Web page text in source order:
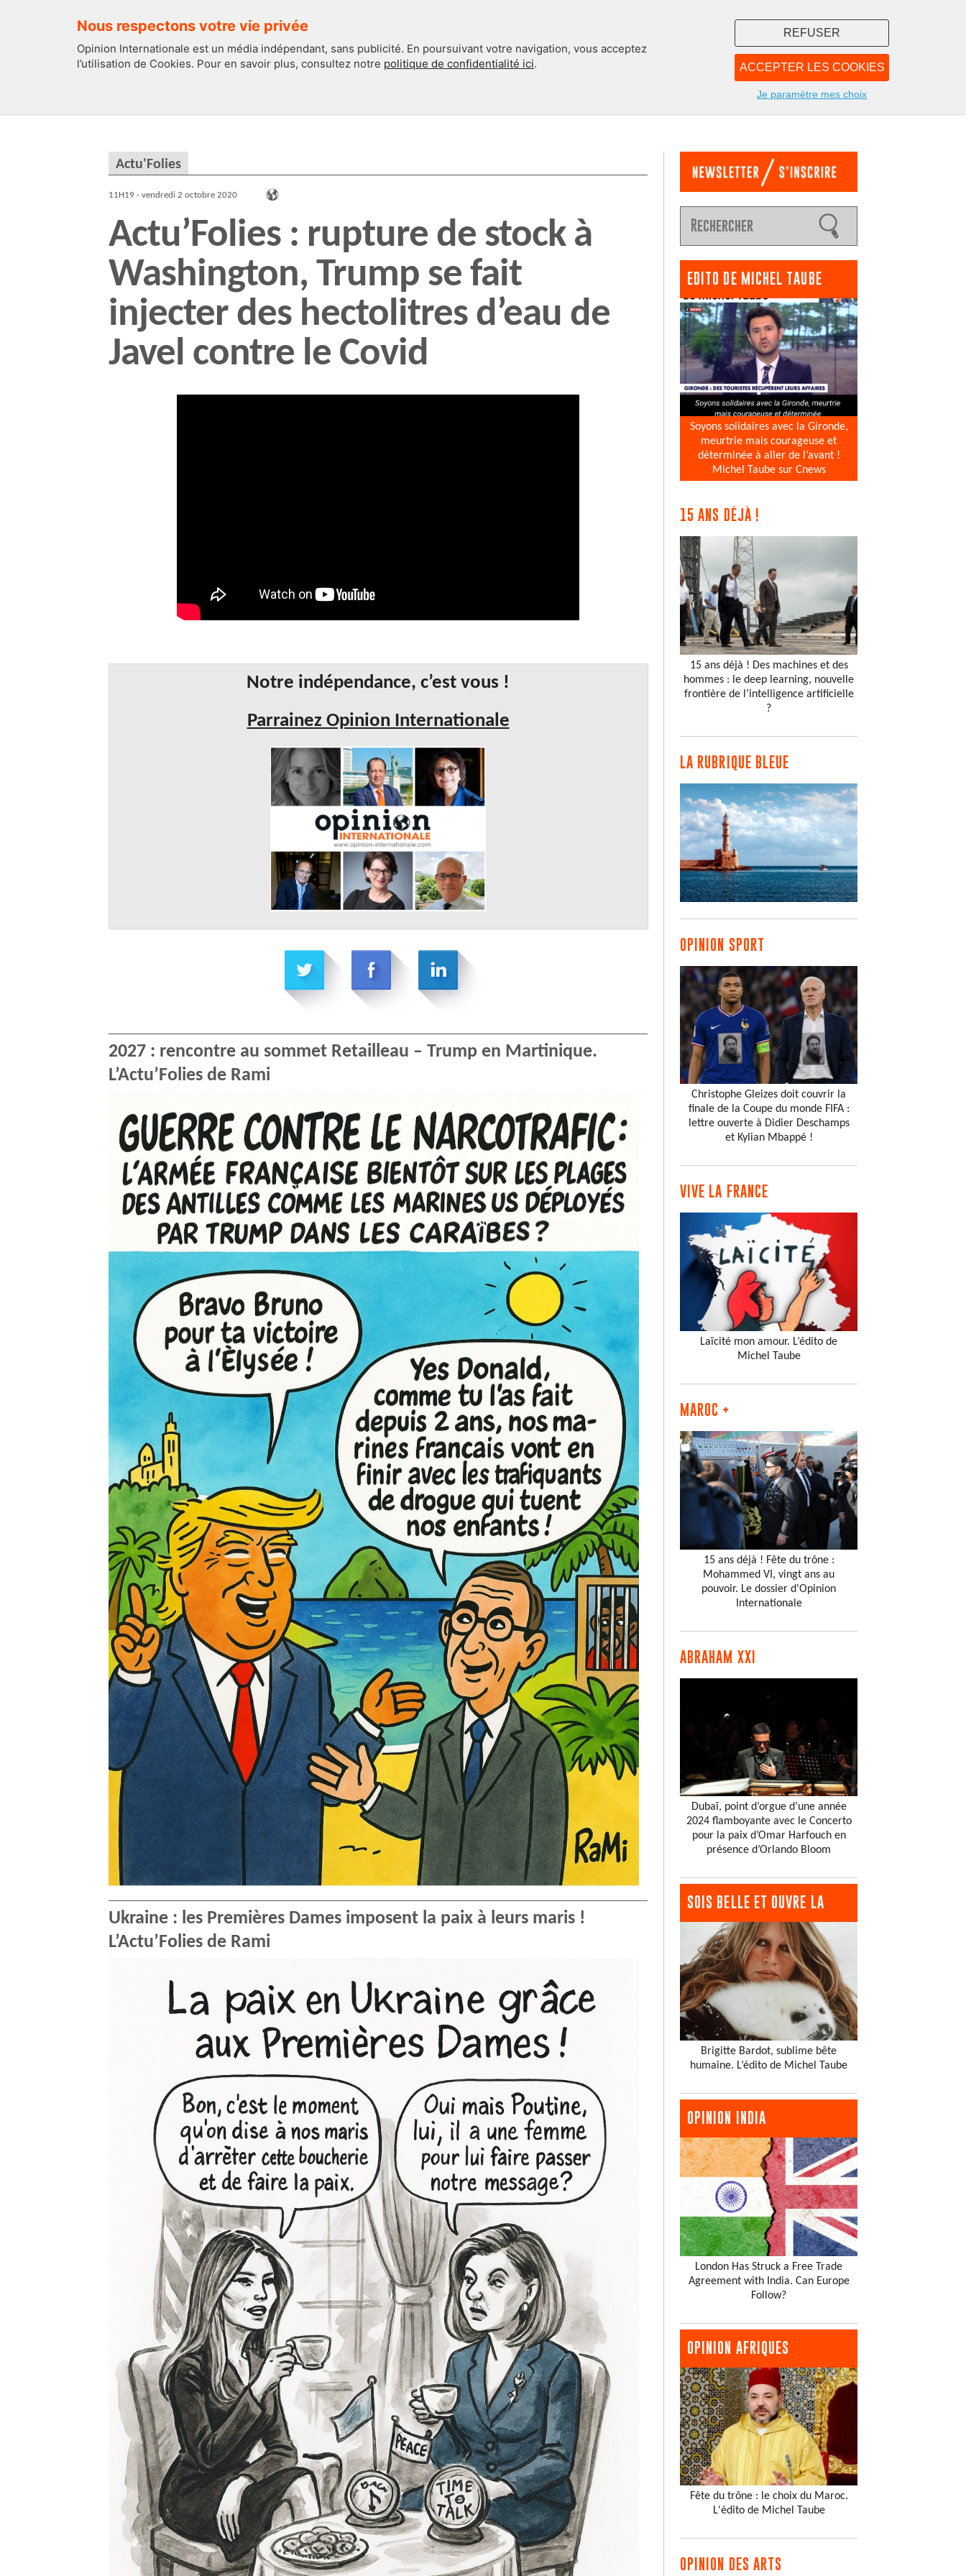
Nous respectons votre vie privée
Opinion Internationale est un média indépendant, sans publicité. En poursuivant votre navigation, vous acceptez
l’utilisation de Cookies. Pour en savoir plus, consultez notre politique de confidentialité ici. ACCEPTER LES COOKIES
REFUSER
Je paramètre mes choix
NOUS
Actu'Folies
11H19 - vendredi 2 octobre 2020
Actu’Folies : rupture de stock à
Washington, Trump se fait
injecter des hectolitres d’eau de
Javel contre le Covid
Notre indépendance, c’est vous !
Parrainez Opinion Internationale
2027 : rencontre au sommet Retailleau – Trump en Martinique.
L’Actu’Folies de Rami
Ukraine : les Premières Dames imposent la paix à leurs maris !
L’Actu’Folies de Rami
EDITO DE MICHEL TAUBE
Soyons solidaires avec la Gironde,
meurtrie mais courageuse et
déterminée à aller de l’avant !
Michel Taube sur Cnews
15 ANS DÉJÀ !
15 ans déjà ! Des machines et des
hommes : le deep learning, nouvelle
frontière de l’intelligence artificielle
?
LA RUBRIQUE BLEUE
OPINION SPORT
Christophe Gleizes doit couvrir la
finale de la Coupe du monde FIFA :
lettre ouverte à Didier Deschamps
et Kylian Mbappé !
VIVE LA FRANCE
Laïcité mon amour. L’édito de
Michel Taube
MAROC +
15 ans déjà ! Fête du trône :
Mohammed VI, vingt ans au
pouvoir. Le dossier d'Opinion
Internationale
ABRAHAM XXI
Dubaï, point d’orgue d’une année
2024 flamboyante avec le Concerto
pour la paix d’Omar Harfouch en
présence d’Orlando Bloom
SOIS BELLE ET OUVRE LA
Brigitte Bardot, sublime bête
humaine. L’édito de Michel Taube
OPINION INDIA
London Has Struck a Free Trade
Agreement with India. Can Europe
Follow?
OPINION AFRIQUES
Fête du trône : le choix du Maroc.
L'édito de Michel Taube
OPINION DES ARTS